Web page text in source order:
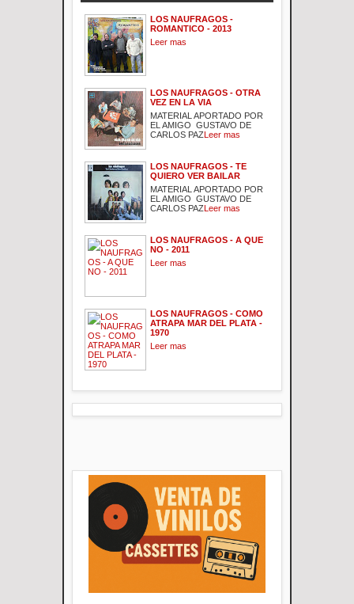
LOS NAUFRAGOS -
ROMANTICO - 2013
Leer mas
LOS NAUFRAGOS - OTRA
VEZ EN LA VIA
MATERIAL APORTADO POR
EL AMIGO GUSTAVO DE
CARLOS PAZLeer mas
LOS NAUFRAGOS - TE
QUIERO VER BAILAR
MATERIAL APORTADO POR
EL AMIGO GUSTAVO DE
CARLOS PAZLeer mas
LOS NAUFRAGOS - A QUE
NO - 2011
Leer mas
LOS NAUFRAGOS - COMO
ATRAPA MAR DEL PLATA -
1970
Leer mas